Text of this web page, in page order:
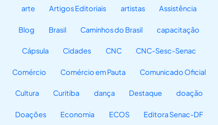
arte Artigos Editoriais artistas Assistência
Blog Brasil Caminhos do Brasil capacitação
Cápsula Cidades CNC CNC-Sesc-Senac
Comércio Comércio em Pauta Comunicado Oficial
Cultura Curitiba dança Destaque doação
Doações Economia ECOS Editora Senac-DF